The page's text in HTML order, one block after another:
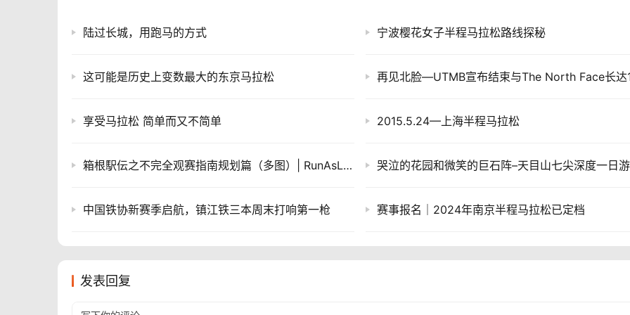
陆过长城，用跑马的方式 宁波樱花女子半程马拉松路线探秘
这可能是历史上变数最大的东京马拉松
享受马拉松 简单而又不简单 2015.5.24—上海半程马拉松
箱根駅伝之不完全观赛指南规划篇（多图）| RunAsLife 哭泣的花园和微笑的巨石阵–天目山七尖深度一日
中国铁协新赛季启航，镇江铁三本周末打响第一枪 赛事报名｜2024年南京半程马拉松已定档
发表回复